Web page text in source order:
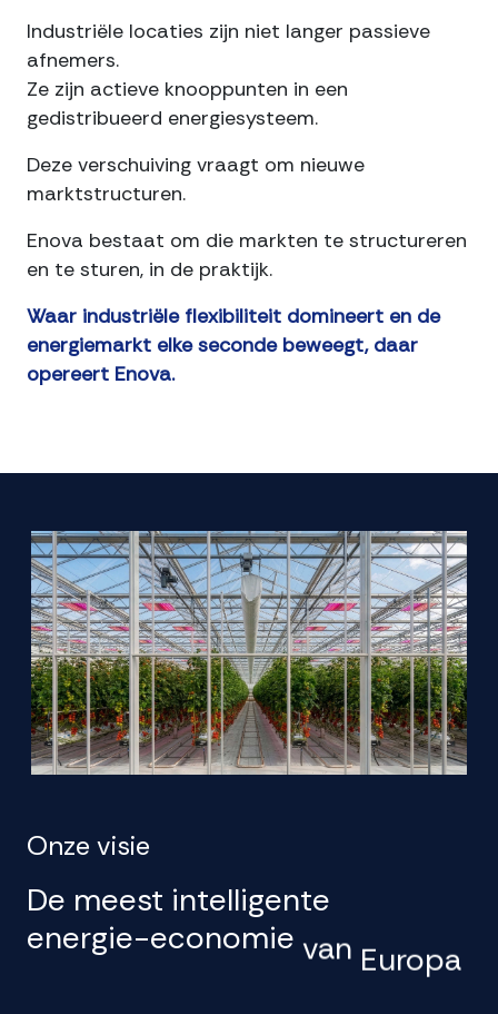
Industriële locaties zijn niet langer passieve
afnemers.
Ze zijn actieve knooppunten in een
gedistribueerd energiesysteem.
Deze verschuiving vraagt om nieuwe
marktstructuren.
Enova bestaat om die markten te structureren
en te sturen, in de praktijk.
Waar industriële flexibiliteit domineert en de
energiemarkt elke seconde beweegt, daar
opereert Enova.
De meest intelligente
energie-economie van Europa
Onze visie